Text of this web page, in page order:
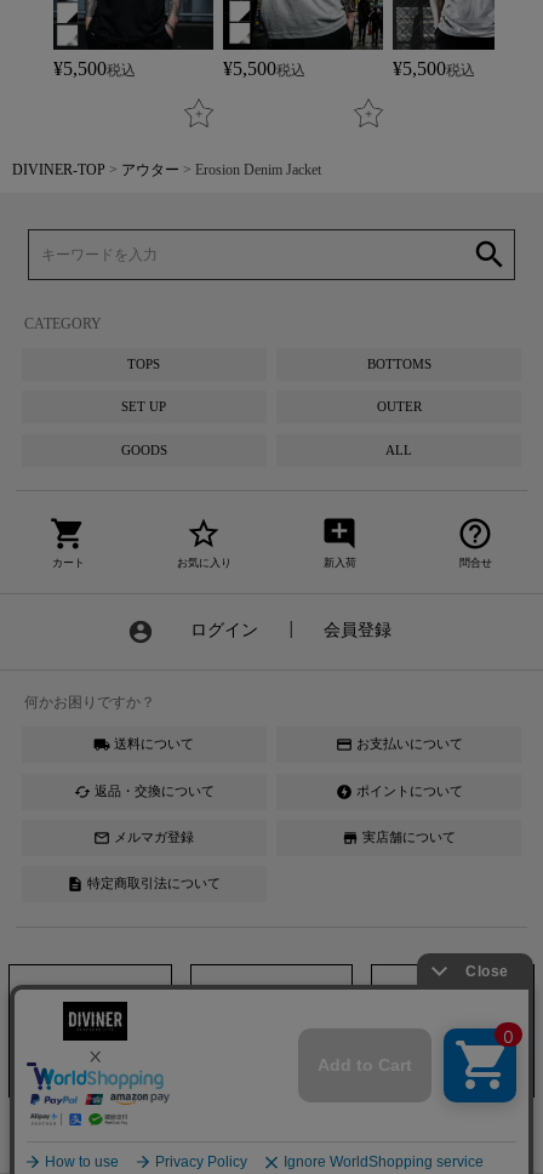
¥5,500税込 ¥5,500税込 ¥5,500税込
DIVINER-TOP アウター Erosion Denim Jacket
search
CATEGORY
TOPS BOTTOMS
SET UP OUTER
GOODS ALL
shopping_cart
カート
star_border
お気に入り
add_comment
新入荷
help_outline
問合せ
account_circle ログイン 会員登録
何かお困りですか？
local_shipping 送料について credit_card お支払いについて
cached 返品・交換について offline_bolt ポイントについて
mail_outline メルマガ登録 store 実店舗について
description 特定商取引法について
Instagram YouTube
DIVINER official ONLINESHOP